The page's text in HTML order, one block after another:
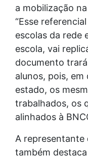
a mobilização
“Esse
escolas da rede
escola, vai
documento
alunos, pois, em
estado, os
trabalhados, os
alinhados à
A representante
também